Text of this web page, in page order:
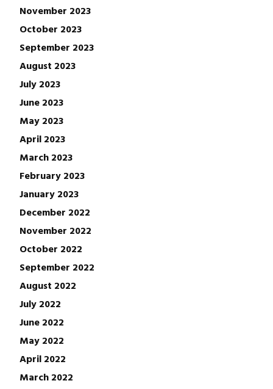
November 2023
October 2023
September 2023
August 2023
July 2023
June 2023
May 2023
April 2023
March 2023
February 2023
January 2023
December 2022
November 2022
October 2022
September 2022
August 2022
July 2022
June 2022
May 2022
April 2022
March 2022